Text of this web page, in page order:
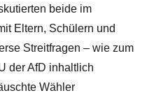
beide im
Eltern, Schülern und
Streitfragen – wie zum
der AfD inhaltlich
Wähler